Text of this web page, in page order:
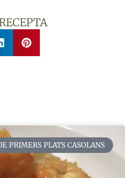
PRIMERS PLATS CASOLANS